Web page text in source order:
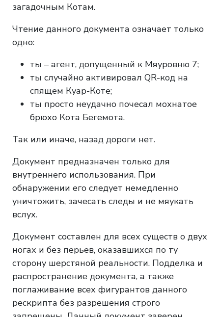
загадочным Котам.
Чтение данного документа означает только
одно:
ты – агент, допущенный к Мяуровню 7;
ты случайно активировал QR-код на
спящем Куар-Коте;
ты просто неудачно почесал мохнатое
брюхо Кота Бегемота.
Так или иначе, назад дороги нет.
Документ предназначен только для
внутреннего использования. При
обнаружении его следует немедленно
уничтожить, зачесать следы и не мяукать
вслух.
Документ составлен для всех существ о двух
ногах и без перьев, оказавшихся по ту
сторону шерстяной реальности. Подделка и
распространение документа, а также
поглаживание всех фигурантов данного
рескрипта без разрешения строго